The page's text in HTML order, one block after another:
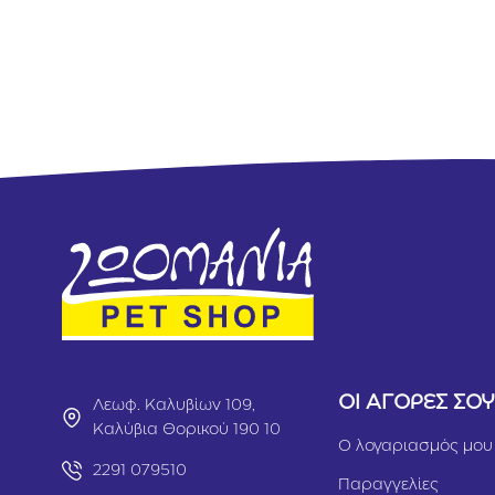
Λεωφ. Καλυβίων 109,
Καλύβια Θορικού 190 10
2291 079510
ΟΙ ΑΓΟΡΕΣ ΣΟΥ
Ο λογαριασμός μου
Παραγγελίες